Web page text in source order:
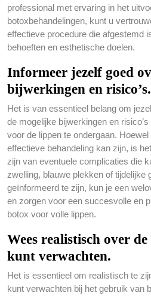
professional met ervaring in het
botoxbehandelingen, kunt u
effectieve procedure die afgestemd
behoeften en esthetische doelen.
Informeer jezelf goed
bijwerkingen en risico’s.
Het is van essentieel belang om
de mogelijke bijwerkingen en
voor de lippen te ondergaan.
effectieve behandeling kan zijn, is
zijn van eventuele complicaties die
zwelling, blauwe plekken of tijdelijke
geïnformeerd te zijn, kun je een
en zorgen voor een succesvolle en
botox voor volle lippen.
Wees realistisch over
kunt verwachten.
Het is essentieel om realistisch te
kunt verwachten bij het gebruik van